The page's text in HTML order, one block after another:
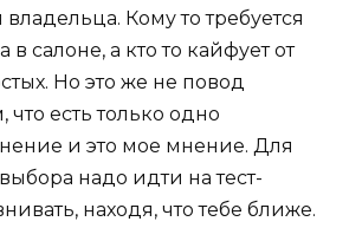
Кому то требуется
салоне, а кто то кайфует от
Но это же не повод
что есть только одно
и это мое мнение. Для
надо идти на тест-
находя, что тебе ближе.